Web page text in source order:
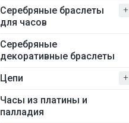
Серебряные браслеты
для часов
+
Серебряные
декоративные браслеты
Цепи
+
Часы из платины и
палладия